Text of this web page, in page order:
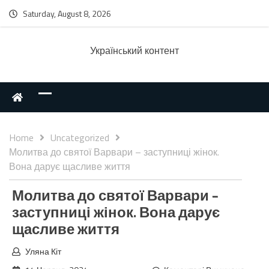
Saturday, August 8, 2026
Українcький контент
Home
Uncategorized
Молитва до святої Варвари – заступниці жінок.
Вона дарує щасливе життя
Молитва до святої Варвари –
заступниці жінок. Вона дарує
щасливе життя
Уляна Кіт